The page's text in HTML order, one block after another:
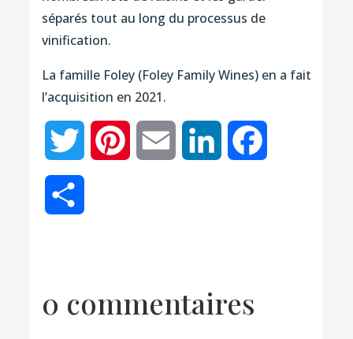
séparés tout au long du processus de
vinification.
La famille Foley (Foley Family Wines) en a fait
l’acquisition en 2021.
Twitter Pinterest Email LinkedIn
0 commentaires